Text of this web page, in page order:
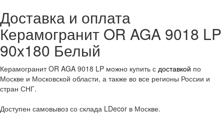
Доставка и оплата
Керамогранит OR AGA 9018 LP
90x180 Белый
Керамогранит OR AGA 9018 LP можно купить с доставкой по
Москве и Московской области, а также во все регионы России и
стран СНГ.
Доступен самовывоз со склада LDecor в Москве.